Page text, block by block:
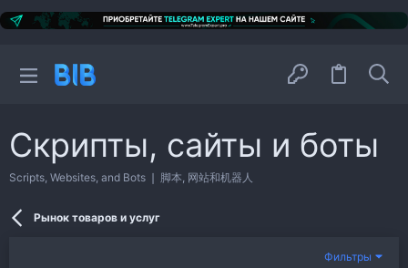
Скрипты, сайты и боты
Scripts, Websites, and Bots ❘ 脚本, 网站和机器人
Рынок товаров и услуг
Фильтры